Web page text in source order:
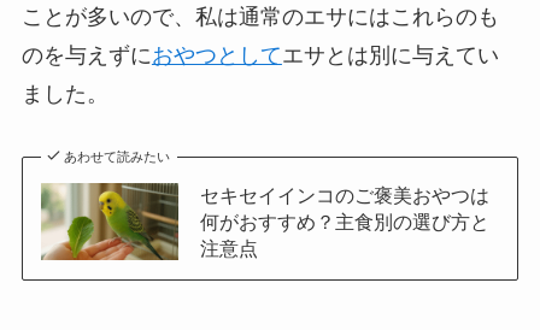
ことが多いので、私は通常のエサにはこれらのも
のを与えずにおやつとしてエサとは別に与えてい
ました。
あわせて読みたい
セキセイインコのご褒美おやつは
何がおすすめ？主食別の選び方と
注意点